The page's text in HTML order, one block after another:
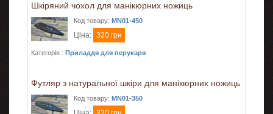
Шкіряний чохол для манікюрних ножиць
Код товару: MN01-450
Ціна: 320 грн
Категорія : Приладдя для перукаря
Футляр з натуральної шкіри для манікюрних ножиць
Код товару: MN01-350
Ціна: